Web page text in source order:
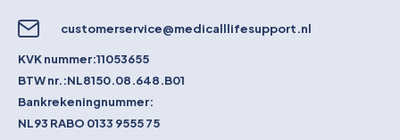
customerservice@medicalllifesupport.nl
KVK nummer:11053655
BTW nr.:NL8150.08.648.B01
Bankrekeningnummer:
NL93 RABO 0133 9555 75